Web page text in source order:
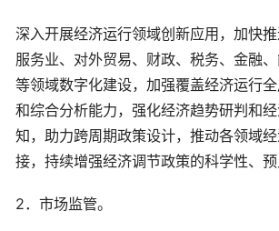
深入开展经济运行领域创新应用，加快推
服务业、对外贸易、财政、税务、金融
等领域数字化建设，加强覆盖经济运行
和综合分析能力，强化经济趋势研判和
知，助力跨周期政策设计，推动各领域
接，持续增强经济调节政策的科学性、预
2．市场监管。